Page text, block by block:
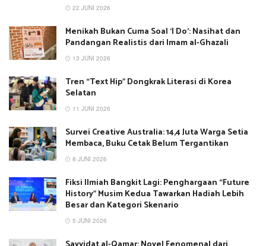
22 JUNI 2026
Menikah Bukan Cuma Soal ‘I Do’: Nasihat dan
Pandangan Realistis dari Imam al-Ghazali
13 JUNI 2026
Tren “Text Hip” Dongkrak Literasi di Korea
Selatan
11 JUNI 2026
Survei Creative Australia: 14,4 Juta Warga Setia
Membaca, Buku Cetak Belum Tergantikan
8 JUNI 2026
Fiksi Ilmiah Bangkit Lagi: Penghargaan “Future
History” Musim Kedua Tawarkan Hadiah Lebih
Besar dan Kategori Skenario
5 JUNI 2026